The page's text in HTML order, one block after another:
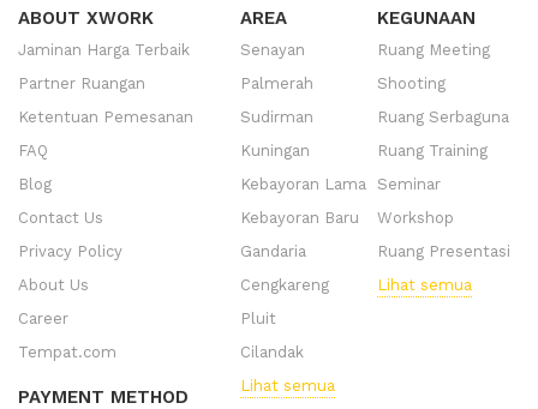
ABOUT XWORK
Jaminan Harga Terbaik
Partner Ruangan
Ketentuan Pemesanan
FAQ
Blog
Contact Us
Privacy Policy
About Us
Career
Tempat.com
PAYMENT METHOD
AREA
Senayan
Palmerah
Sudirman
Kuningan
Kebayoran Lama
Kebayoran Baru
Gandaria
Cengkareng
Pluit
Cilandak
Lihat semua
KEGUNAAN
Ruang Meeting
Shooting
Ruang Serbaguna
Ruang Training
Seminar
Workshop
Ruang Presentasi
Lihat semua